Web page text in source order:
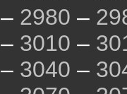
– 2980 –
– 3010 –
– 3040 –